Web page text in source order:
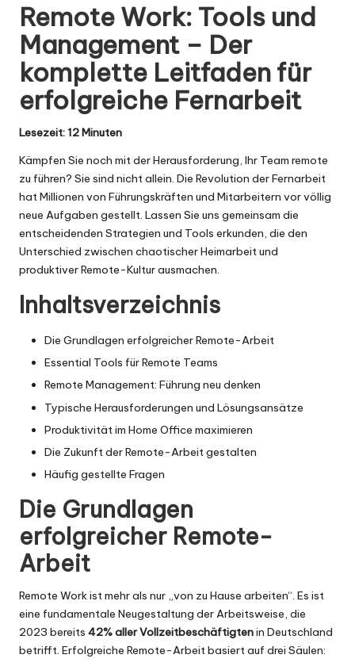
Remote Work: Tools und
Management – Der
komplette Leitfaden für
erfolgreiche Fernarbeit
Lesezeit: 12 Minuten
Kämpfen Sie noch mit der Herausforderung, Ihr Team remote
zu führen? Sie sind nicht allein. Die Revolution der Fernarbeit
hat Millionen von Führungskräften und Mitarbeitern vor völlig
neue Aufgaben gestellt. Lassen Sie uns gemeinsam die
entscheidenden Strategien und Tools erkunden, die den
Unterschied zwischen chaotischer Heimarbeit und
produktiver Remote-Kultur ausmachen.
Inhaltsverzeichnis
Die Grundlagen erfolgreicher Remote-Arbeit
Essential Tools für Remote Teams
Remote Management: Führung neu denken
Typische Herausforderungen und Lösungsansätze
Produktivität im Home Office maximieren
Die Zukunft der Remote-Arbeit gestalten
Häufig gestellte Fragen
Die Grundlagen
erfolgreicher Remote-
Arbeit
Remote Work ist mehr als nur „von zu Hause arbeiten“. Es ist
eine fundamentale Neugestaltung der Arbeitsweise, die
2023 bereits 42% aller Vollzeitbeschäftigtenin Deutschland
betrifft. Erfolgreiche Remote-Arbeit basiert auf drei Säulen: